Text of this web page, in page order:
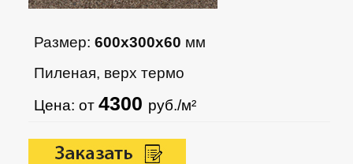
Размер:600х300х60 мм
Пиленая, верх термо
Цена: от4300 руб./м²